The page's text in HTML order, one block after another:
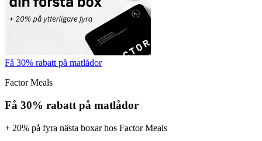
Få 30% rabatt på matlådor
Factor Meals
Få 30% rabatt på matlådor
+ 20% på fyra nästa boxar hos Factor Meals